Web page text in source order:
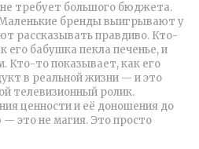
требует большого бюджета.
бренды выигрывают у
рассказывать правдиво. Кто-
его бабушка пекла печенье, и
Кто-то показывает, как его
в реальной жизни — и это
телевизионный ролик.
ценности и её доношения до
это не магия. Это просто